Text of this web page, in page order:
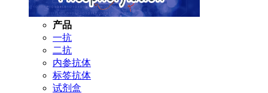
产品
一抗
二抗
内参抗体
标签抗体
试剂盒